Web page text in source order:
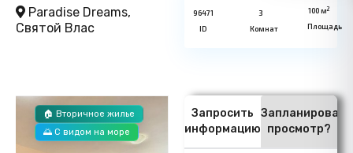
Paradise Dreams,
Святой Влас
96471
ID
3
Комнат
100 м2
Площадь
🏠 Вторичное жилье
🌅 С видом на море
Запросить
информацию
Запланировать
просмотр?